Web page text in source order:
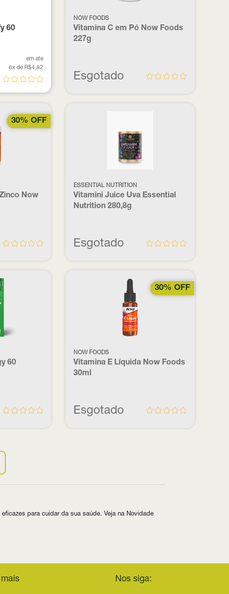
60
em ate
6x de R$4,82
NOW FOODS
Vitamina C em Pó Now Foods
227g
Esgotado
30% OFF
Now
ESSENTIAL NUTRITION
Vitamini Juice Uva Essential
Nutrition 280,8g
Esgotado
60
30% OFF
NOW FOODS
Vitamina E Líquida Now Foods
30ml
Esgotado
para cuidar da sua saúde. Veja na Novidade
Nos siga: